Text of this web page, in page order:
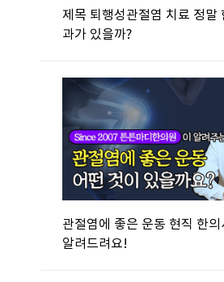
제목 퇴행성관절염 치료 정말
과가 있을까?
관절염에 좋은 운동 현직 한의
알려드려요!